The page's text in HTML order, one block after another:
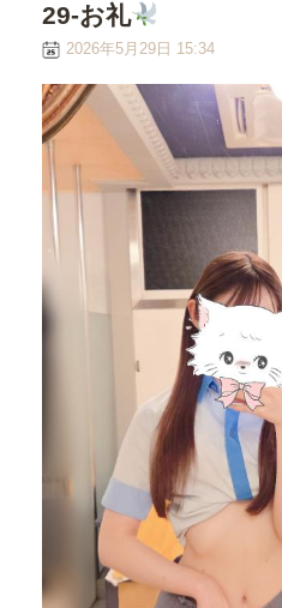
29-お礼
2026年5月29日 15:34